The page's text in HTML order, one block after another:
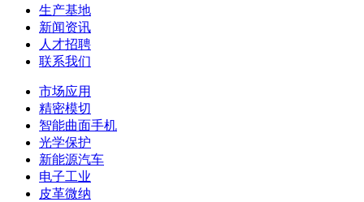
生产基地
新闻资讯
人才招聘
联系我们
市场应用
精密模切
智能曲面手机
光学保护
新能源汽车
电子工业
皮革微纳